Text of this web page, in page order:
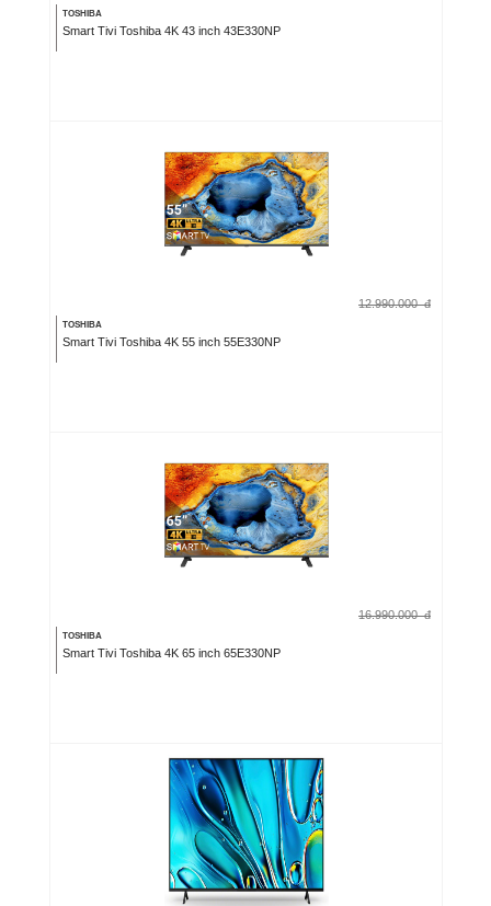
TOSHIBA
Smart Tivi Toshiba 4K 43 inch 43E330NP
12.990.000 đ
TOSHIBA
Smart Tivi Toshiba 4K 55 inch 55E330NP
16.990.000 đ
TOSHIBA
Smart Tivi Toshiba 4K 65 inch 65E330NP